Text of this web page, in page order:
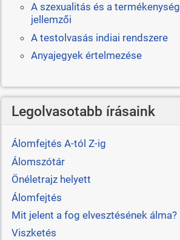
A szexualitás és a
jellemzői
A testolvasás indiai rendszere
Anyajegyek értelmezése
Legolvasotabb írásaink
Álomfejtés A-tól Z-ig
Álomszótár
Önéletrajz helyett
Álomfejtés
Mit jelent a fog elvesztésének álma?
Viszketés